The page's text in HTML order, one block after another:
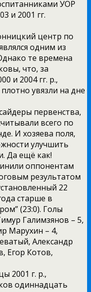
УОР
и 2001 гг.
центр по
одним из
те времена
что, за
и 2004 гг. р.,
увязли на дне
первенства,
всего по
И хозяева поля,
улучшить
Да ещё как!
оппонентам
результатом
22
старше в
(23:0). Голы
Галимзянов – 5,
Марухин – 4,
Александр
Егор Котов,
2001 г. р.,
одиннадцать